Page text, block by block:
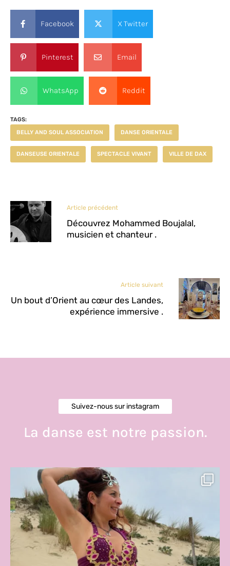
Facebook X Twitter
Pinterest Email
WhatsApp Reddit
TAGS:
BELLY AND SOUL ASSOCIATION
DANSE ORIENTALE
DANSEUSE ORIENTALE SPECTACLE VIVANT VILLE DE DAX
Article précédent
Découvrez Mohammed Boujalal,
musicien et chanteur .
Article suivant
Un bout d’Orient au cœur des Landes,
expérience immersive .
Suivez-nous sur instagram
La danse est notre passion.